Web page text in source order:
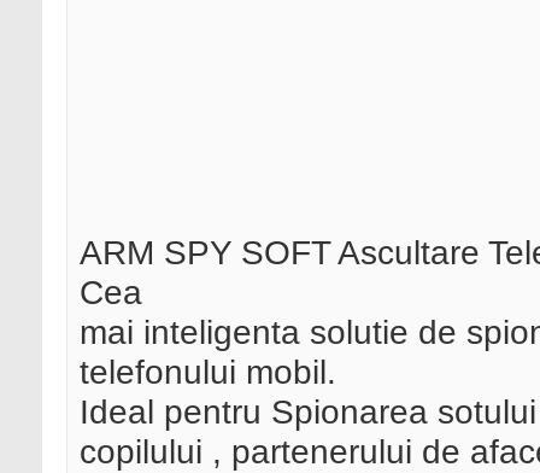
ARM SPY SOFT Ascultare
Cea
mai inteligenta solutie de
telefonului mobil.
Ideal pentru Spionarea
copilului , partenerului de